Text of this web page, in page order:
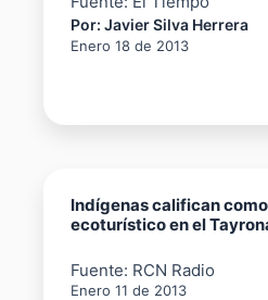
Por: Javier Silva Herrera
Enero 18 de 2013
Indígenas califican
ecoturístico en el
Fuente: RCN Radio
Enero 11 de 2013